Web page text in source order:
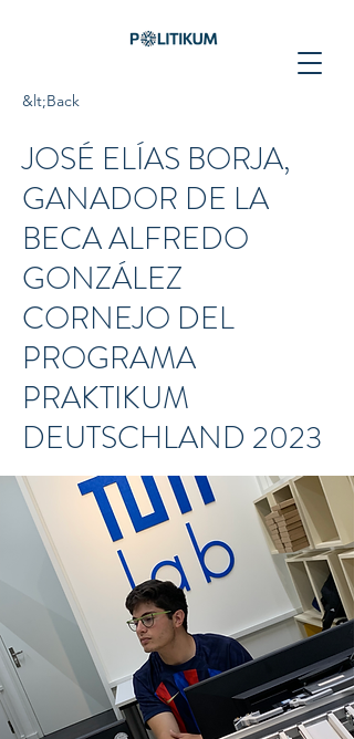
&lt;Back
JOSÉ ELÍAS BORJA,
GANADOR DE LA
BECA ALFREDO
GONZÁLEZ
CORNEJO DEL
PROGRAMA
PRAKTIKUM
DEUTSCHLAND 2023